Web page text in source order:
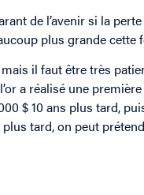
de l’avenir si la
plus grande cette
il faut être très
a réalisé une
$ 10 ans plus tard,
tard, on peut